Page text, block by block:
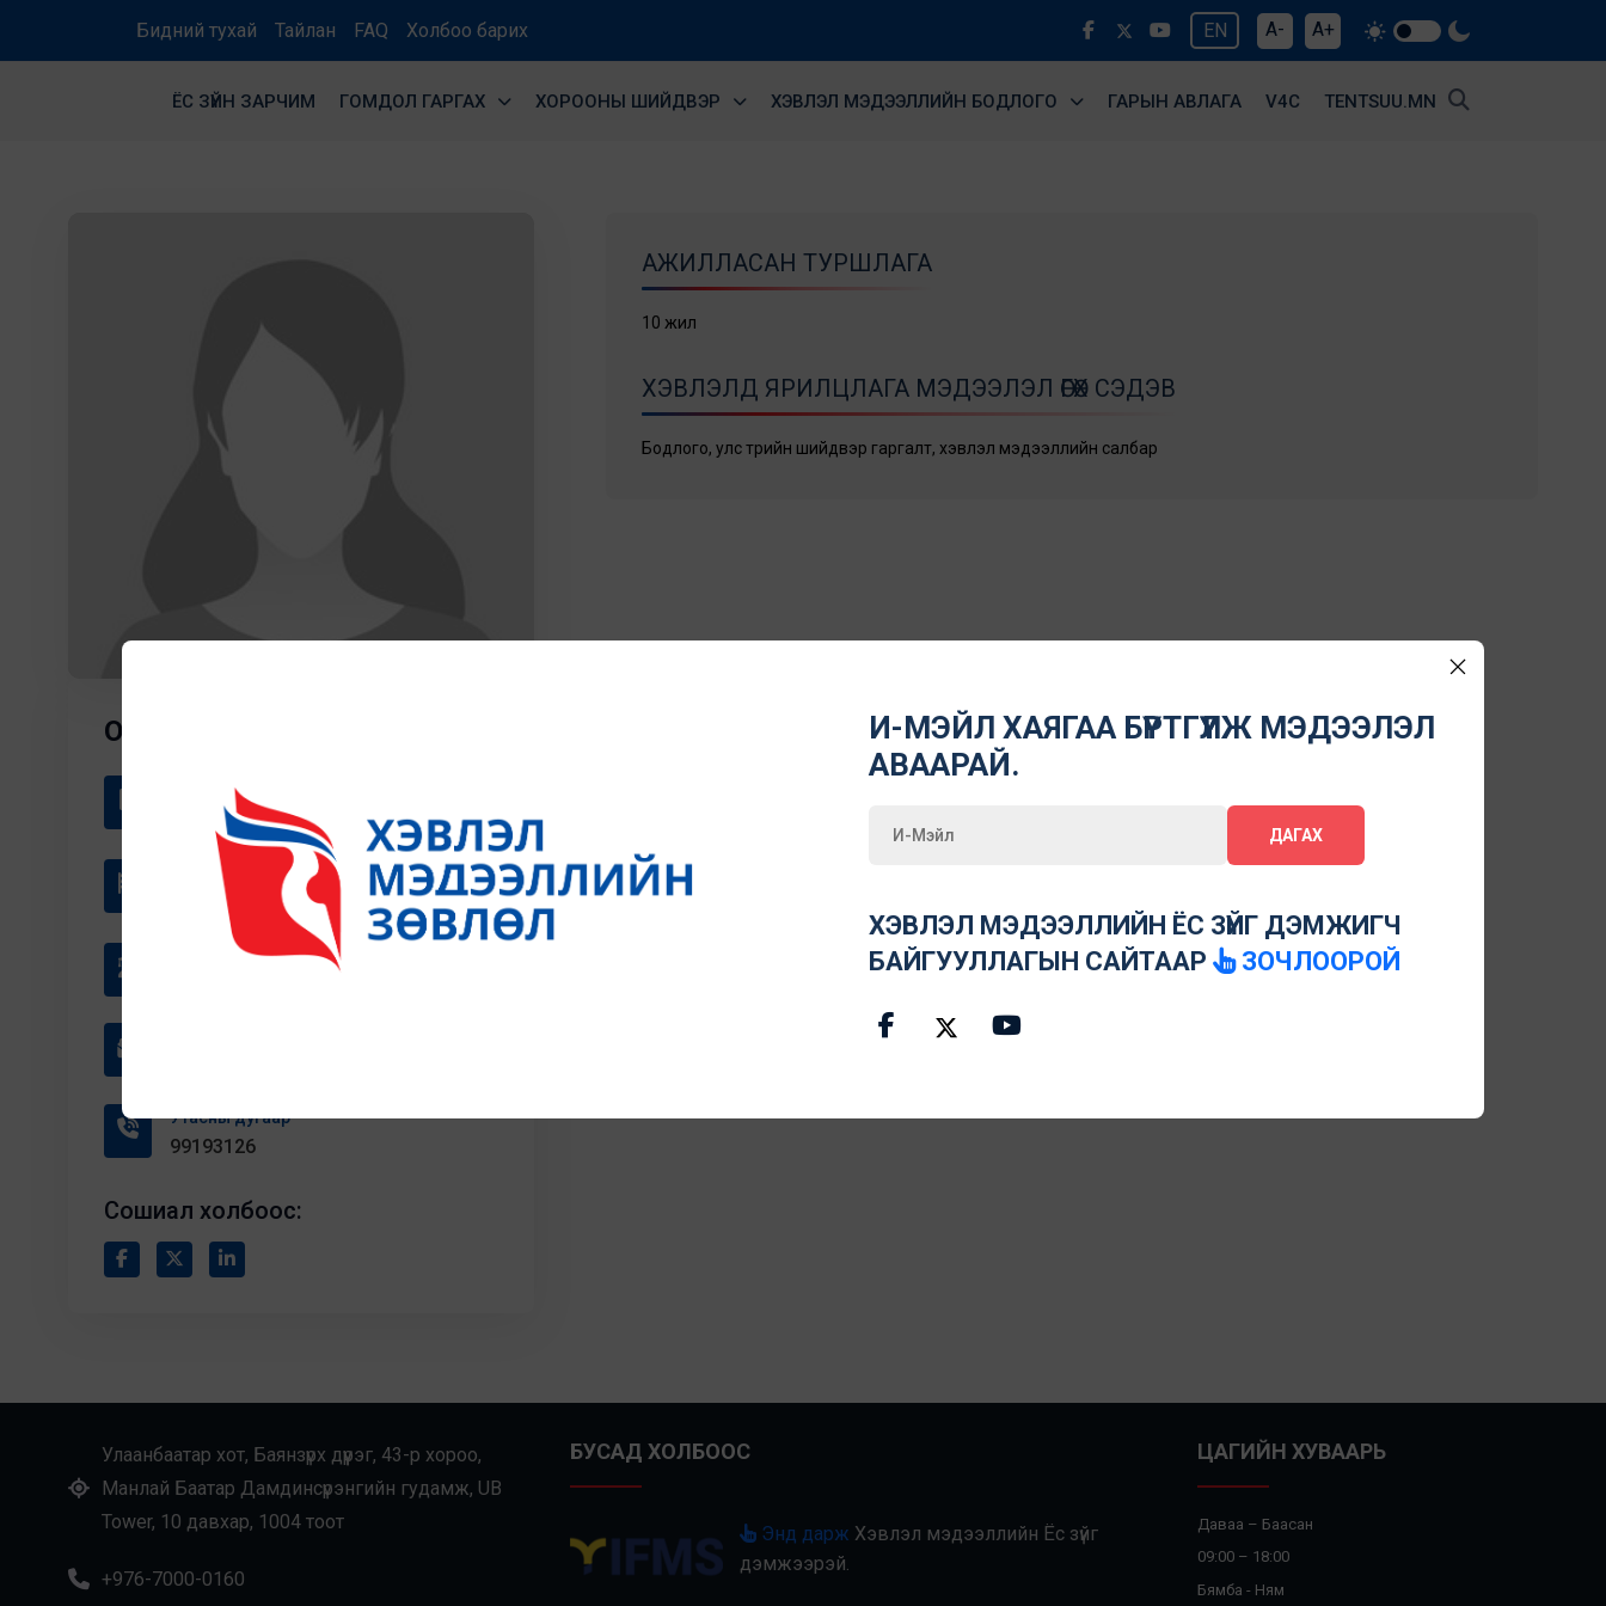
Бидний тухай Тайлан FAQ Холбоо барих EN A- A+
ЁС ЗҮЙН ЗАРЧИМ ГОМДОЛ ГАРГАХ ХОРООНЫ ШИЙДВЭР ХЭВЛЭЛ МЭДЭЭЛЛИЙН БОДЛОГО ГАРЫН АВЛАГА V4С TENTSUU.MN
ОСОР БАТХАНД
Байгууллага
Арчлсан нам
Албан тушаал
Мэргэжил
Утасны дугаар
99193126
Сошиал холбоос:
АЖИЛЛАСАН ТУРШЛАГА
10 жил
ХЭВЛЭЛД ЯРИЛЦЛАГА МЭДЭЭЛЭЛ ӨГӨХ СЭДЭВ
Бодлого, улс төрийн шийдвэр гаргалт, хэвлэл мэдээллийн салбар
И-МЭЙЛ ХАЯГАА БҮРТГҮҮЛЖ МЭДЭЭЛЭЛ
АВААРАЙ.
ДАГАХ
ХЭВЛЭЛ МЭДЭЭЛЛИЙН ЁС ЗҮЙГ ДЭМЖИГЧ
БАЙГУУЛЛАГЫН САЙТААР
ЗОЧЛООРОЙ
Улаанбаатар хот, Баянзүрх дүүрэг, 43-р хороо,
Манлай Баатар Дамдинсүрэнгийн гудамж, UB
Tower, 10 давхар, 1004 тоот
+976-7000-0160
БУСАД ХОЛБООС
Энд дарж Хэвлэл мэдээллийн Ёс зүйг
дэмжээрэй.
ЦАГИЙН ХУВААРЬ
Даваа – Баасан
09:00 – 18:00
Бямба - Ням